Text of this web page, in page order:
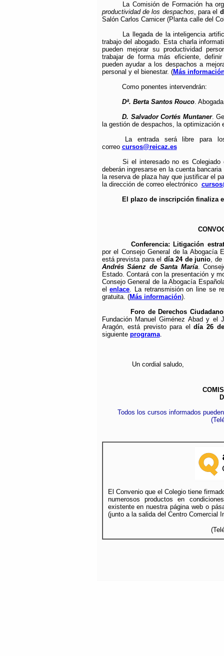
La Comisión de Formación ha
productividad de los despachos, para el
Salón Carlos Carnicer (Planta calle del
La llegada de la inteligencia
trabajo del abogado. Esta charla
pueden mejorar su productividad
trabajar de forma más eficiente,
pueden ayudar a los despachos a
personal y el bienestar. (Más
Como ponentes intervendrán:
Dª. Berta Santos Rouco.
D. Salvador Cortés Muntaner.
la gestión de despachos, la
La entrada será libre para
correo cursos@reicaz.es
Si el interesado no es
deberán ingresarse en la cuenta
la reserva de plaza hay que justificar el
la dirección de correo electrónico
El plazo de inscripción finaliza
Conferencia: Litigación
por el Consejo General de la Abogacía
está prevista para el día 24 de junio, de
Andrés Sáenz de Santa María.
Estado. Contará con la presentación y
Consejo General de la Abogacía
elenlace. La retransmisión on line se
gratuita. (Más información).
Foro de Derechos
Fundación Manuel Giménez Abad y el
Aragón, está previsto para eldía 26
siguiente programa.
Un cordial saludo,
Todos los cursos informados
(
El Convenio que el Colegio tiene
numerosos productos en
existente en nuestra página web o
(junto a la salida del Centro Comercial